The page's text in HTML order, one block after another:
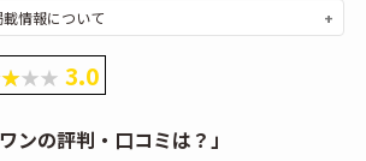
情報について
3.0
ンの評判・口コミは？」